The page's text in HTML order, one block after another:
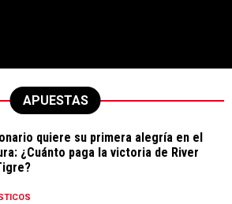
APUESTAS
quiere su primera alegría en el
¿Cuánto paga la victoria de River